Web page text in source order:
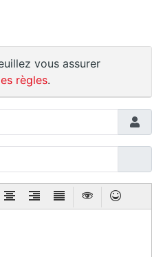
vous assurer
règles.